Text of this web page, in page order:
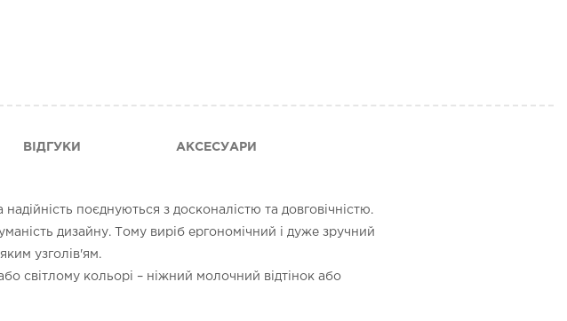
ВІДГУКИ АКСЕСУАРИ
поєднуються з досконалістю та довговічністю.
дизайну. Тому виріб ергономічний і дуже зручний
узголів'ям.
світлому кольорі – ніжний молочний відтінок або